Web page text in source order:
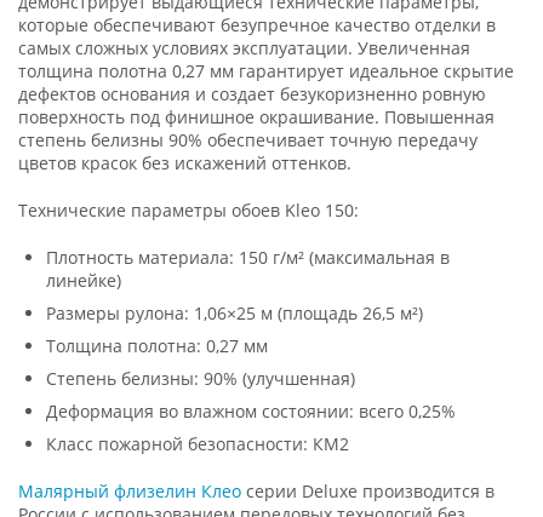
которые обеспечивают безупречное качество отделки в
самых сложных условиях эксплуатации. Увеличенная
толщина полотна 0,27 мм гарантирует идеальное скрытие
дефектов основания и создает безукоризненно ровную
поверхность под финишное окрашивание. Повышенная
степень белизны 90% обеспечивает точную передачу
цветов красок без искажений оттенков.
Технические параметры обоев Kleo 150:
Плотность материала: 150 г/м² (максимальная в
линейке)
Размеры рулона: 1,06×25 м (площадь 26,5 м²)
Толщина полотна: 0,27 мм
Степень белизны: 90% (улучшенная)
Деформация во влажном состоянии: всего 0,25%
Класс пожарной безопасности: КМ2
Малярный флизелин Клео серии Deluxe производится в